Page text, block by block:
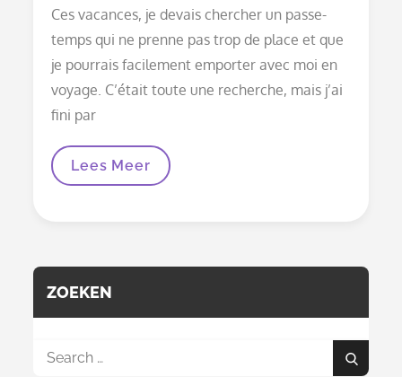
Ces vacances, je devais chercher un passe-
temps qui ne prenne pas trop de place et que
je pourrais facilement emporter avec moi en
voyage. C’était toute une recherche, mais j’ai
fini par
Crocheter
Mais
Chronophage
Lees Meer
ZOEKEN
Search
Search